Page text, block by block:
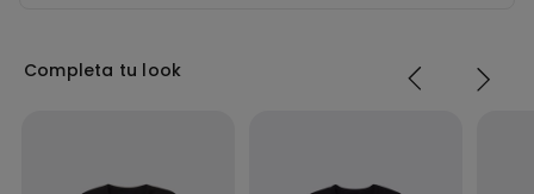
Completa tu look